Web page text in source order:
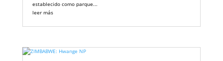
establecido como parque...
leer más